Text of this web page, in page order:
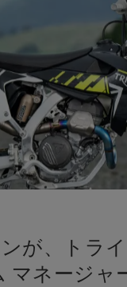
が、トラ
ネージャ